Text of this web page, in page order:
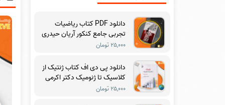
دانلود PDF کتاب ریاضیات
تجربی جامع کنکور آریان حیدری
۲۵,۰۰۰ تومان
دانلود پی دی اف کتاب ژنتیک از
کلاسیک تا ژنومیک دکتر اکرمی
PDF
۲۵,۰۰۰ تومان